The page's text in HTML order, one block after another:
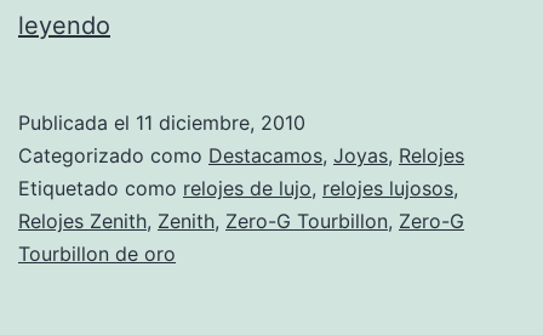
leyendo
reloj
de
la
línea
Publicada el 11 diciembre, 2010
Categorizado como Destacamos, Joyas, Relojes
Etiquetado como relojes de lujo, relojes lujosos,
Relojes Zenith, Zenith, Zero-G Tourbillon, Zero-G
Tourbillon de oro